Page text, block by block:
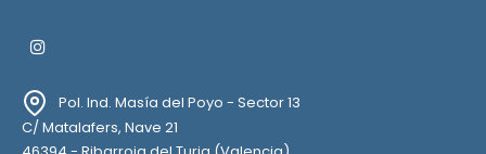
Pol. Ind. Masía del Poyo - Sector 13
C/ Matalafers, Nave 21